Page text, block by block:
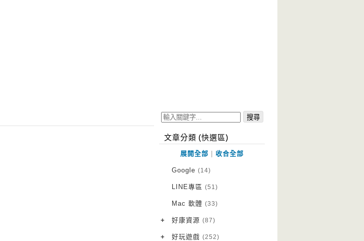
文章分類 (快選區)
展開全部 收合全部
Google (14)
LINE專區 (51)
Mac 軟體 (33)
+ 好康資源 (87)
VPN 翻牆
+ 好玩遊戲 (252)